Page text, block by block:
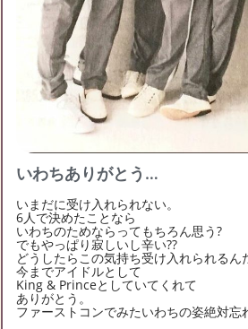
いわちありがとう…
いまだに受け入れられない。
6人で決めたことなら
いわちのためならってもちろん思う?
でもやっぱり寂しいし辛い??
どうしたらこの気持ち受け入れられるん
今までアイドルとして
King & Princeとしていてくれて
ありがとう。
ファーストコンでみたいわちの姿絶対忘